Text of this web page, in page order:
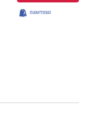
пакетики